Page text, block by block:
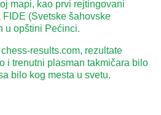
mapi, kao prvi rejtingovani
(Svetske šahovske
u opštini Pećinci.
results.com, rezultate
i trenutni plasman takmičara bilo
bilo kog mesta u svetu.